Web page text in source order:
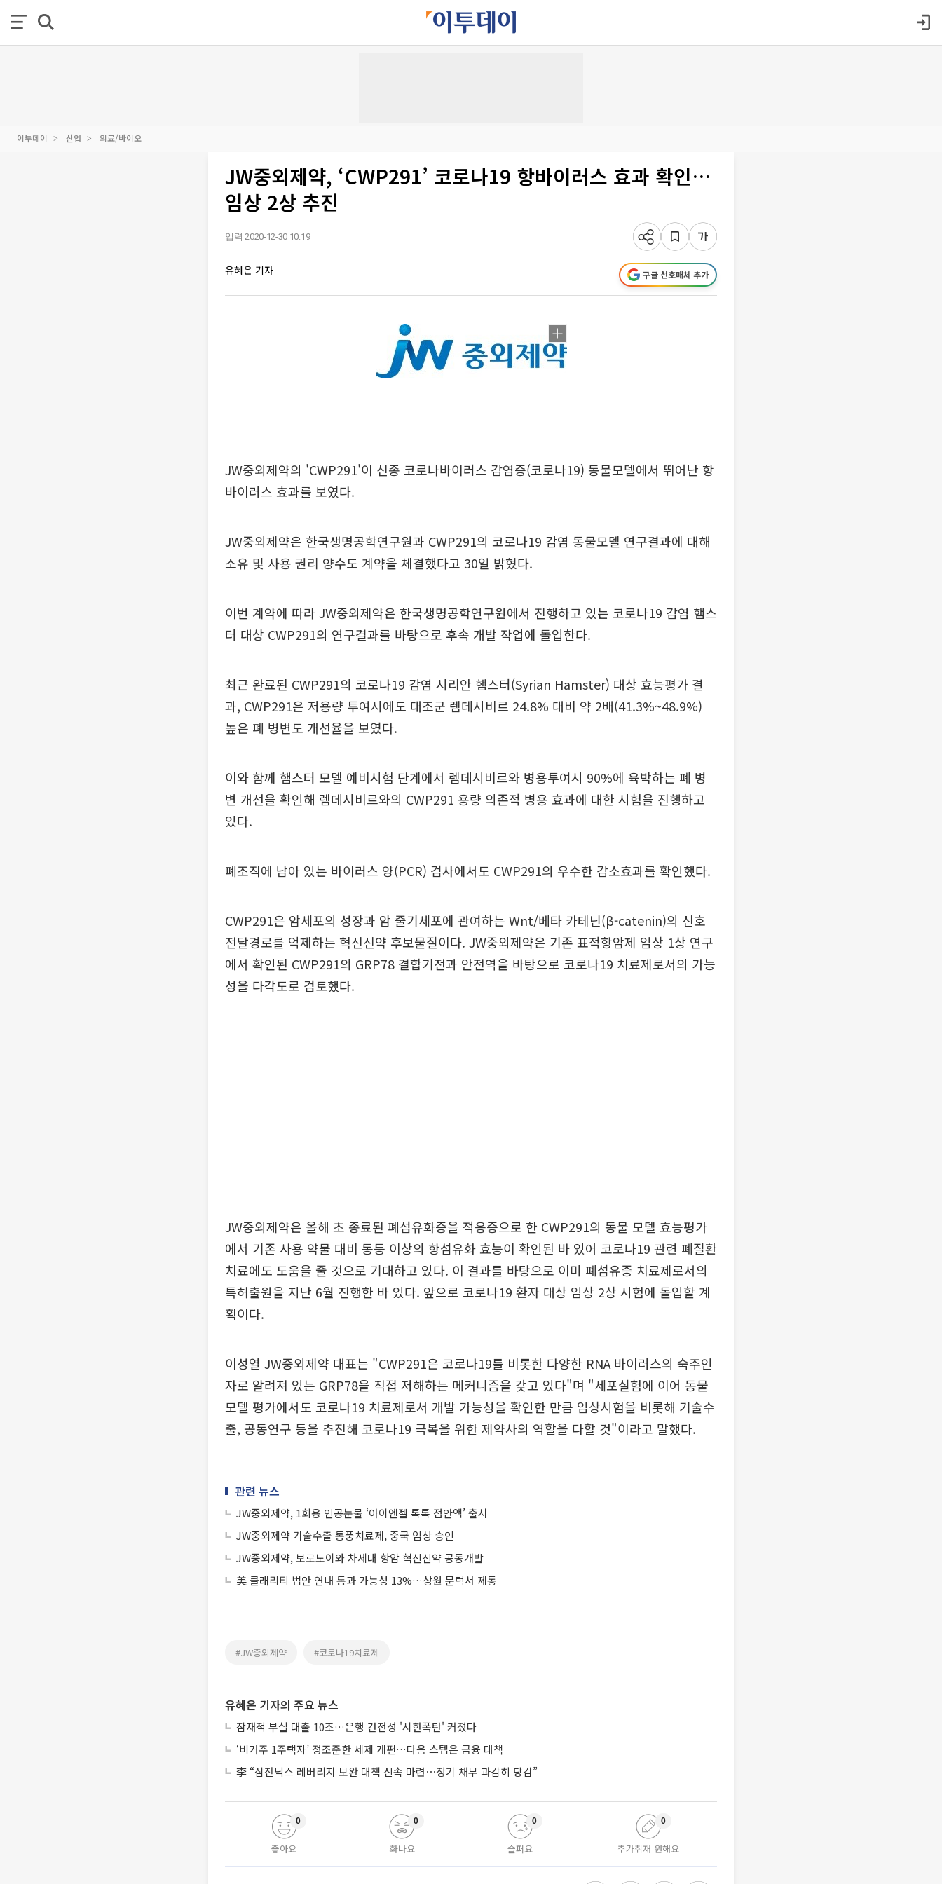
이투데이 산업 의료/바이오
JW중외제약, ‘CWP291’ 코로나19 항바이러스 효과 확인…
임상 2상 추진
입력 2020-12-30 10:19
유혜은 기자 구글 선호매체 추가
JW중외제약의 'CWP291'이 신종 코로나바이러스 감염증(코로나19) 동물모델에서 뛰어난 항
바이러스 효과를 보였다.
JW중외제약은 한국생명공학연구원과 CWP291의 코로나19 감염 동물모델 연구결과에 대해
소유 및 사용 권리 양수도 계약을 체결했다고 30일 밝혔다.
이번 계약에 따라 JW중외제약은 한국생명공학연구원에서 진행하고 있는 코로나19 감염 햄스
터 대상 CWP291의 연구결과를 바탕으로 후속 개발 작업에 돌입한다.
최근 완료된 CWP291의 코로나19 감염 시리안 햄스터(Syrian Hamster) 대상 효능평가 결
과, CWP291은 저용량 투여시에도 대조군 렘데시비르 24.8% 대비 약 2배(41.3%~48.9%)
높은 폐 병변도 개선율을 보였다.
이와 함께 햄스터 모델 예비시험 단계에서 렘데시비르와 병용투여시 90%에 육박하는 폐 병
변 개선을 확인해 렘데시비르와의 CWP291 용량 의존적 병용 효과에 대한 시험을 진행하고
있다.
폐조직에 남아 있는 바이러스 양(PCR) 검사에서도 CWP291의 우수한 감소효과를 확인했다.
CWP291은 암세포의 성장과 암 줄기세포에 관여하는 Wnt/베타 카테닌(β-catenin)의 신호
전달경로를 억제하는 혁신신약 후보물질이다. JW중외제약은 기존 표적항암제 임상 1상 연구
에서 확인된 CWP291의 GRP78 결합기전과 안전역을 바탕으로 코로나19 치료제로서의 가능
성을 다각도로 검토했다.
JW중외제약은 올해 초 종료된 폐섬유화증을 적응증으로 한 CWP291의 동물 모델 효능평가
에서 기존 사용 약물 대비 동등 이상의 항섬유화 효능이 확인된 바 있어 코로나19 관련 폐질환
치료에도 도움을 줄 것으로 기대하고 있다. 이 결과를 바탕으로 이미 폐섬유증 치료제로서의
특허출원을 지난 6월 진행한 바 있다. 앞으로 코로나19 환자 대상 임상 2상 시험에 돌입할 계
획이다.
이성열 JW중외제약 대표는 "CWP291은 코로나19를 비롯한 다양한 RNA 바이러스의 숙주인
자로 알려져 있는 GRP78을 직접 저해하는 메커니즘을 갖고 있다"며 "세포실험에 이어 동물
모델 평가에서도 코로나19 치료제로서 개발 가능성을 확인한 만큼 임상시험을 비롯해 기술수
출, 공동연구 등을 추진해 코로나19 극복을 위한 제약사의 역할을 다할 것"이라고 말했다.
관련 뉴스
JW중외제약, 1회용 인공눈물 ‘아이엔젤 톡톡 점안액’ 출시
JW중외제약 기술수출 통풍치료제, 중국 임상 승인
JW중외제약, 보로노이와 차세대 항암 혁신신약 공동개발
美 클래리티 법안 연내 통과 가능성 13%…상원 문턱서 제동
#JW중외제약 #코로나19치료제
유혜은 기자의 주요 뉴스
잠재적 부실 대출 10조…은행 건전성 '시한폭탄' 커졌다
‘비거주 1주택자’ 정조준한 세제 개편…다음 스텝은 금융 대책
李 “삼전닉스 레버리지 보완 대책 신속 마련⋯장기 채무 과감히 탕감”
좋아요
0
화나요
0
슬퍼요
0
추가취재 원해요
0